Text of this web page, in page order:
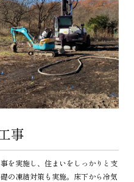
事
を実施し、住まいをしっかりと支
の凍結対策も実施。床下から冷気